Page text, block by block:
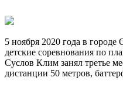
5 ноября 2020 года в
детские соревнования по
Суслов Клим занял третье
дистанции 50 метров,